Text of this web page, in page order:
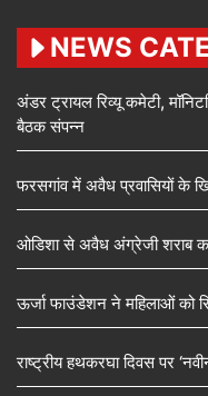
NEWS
अंडर ट्रायल रिव्यू कमेटी,
बैठक संपन्न
फरसगांव में अवैध प्रवासियों के
ओडिशा से अवैध अंग्रेजी शराब का
ऊर्जा फाउंडेशन ने महिलाओं को
राष्ट्रीय हथकरघा दिवस पर